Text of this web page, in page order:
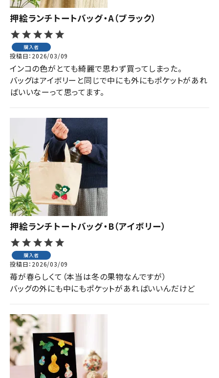
押絵ランチトートバッグ・A（ブラック）
購入者
投稿日 2026/03/09
インコの色がとても綺麗で思わず買ってしまった。
バッグはアイボリーと同じで中にも外にもポケットがあれ
ばいいなーって思ってます。
押絵ランチトートバッグ・B（アイボリー）
購入者
投稿日 2026/03/09
苺が春らしくて（本当は冬の果物なんですが）